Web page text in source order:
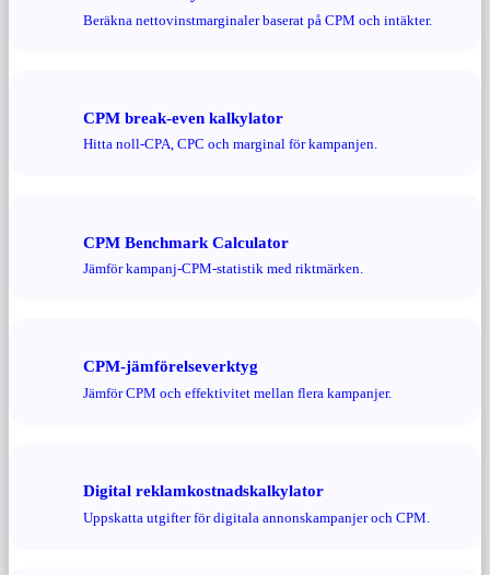
Beräkna nettovinstmarginaler baserat på CPM och intäkter.
CPM break-even kalkylator
Hitta noll-CPA, CPC och marginal för kampanjen.
CPM Benchmark Calculator
Jämför kampanj-CPM-statistik med riktmärken.
CPM-jämförelseverktyg
Jämför CPM och effektivitet mellan flera kampanjer.
Digital reklamkostnadskalkylator
Uppskatta utgifter för digitala annonskampanjer och CPM.